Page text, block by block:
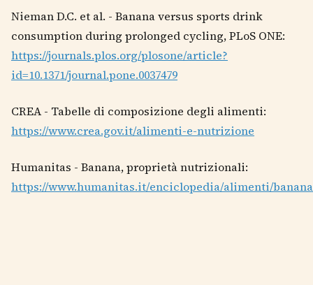
Nieman D.C. et al. - Banana versus sports drink
consumption during prolonged cycling, PLoS ONE:
https://journals.plos.org/plosone/article?
id=10.1371/journal.pone.0037479
CREA - Tabelle di composizione degli alimenti:
https://www.crea.gov.it/alimenti-e-nutrizione
Humanitas - Banana, proprietà nutrizionali:
https://www.humanitas.it/enciclopedia/alimenti/